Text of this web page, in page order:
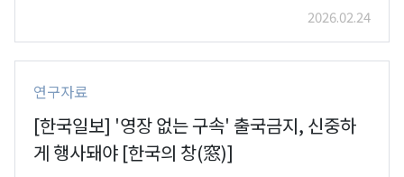
2026.02.24
연구자료
[한국일보] '영장 없는 구속' 출국금지, 신중하
게 행사돼야 [한국의 창(窓)]